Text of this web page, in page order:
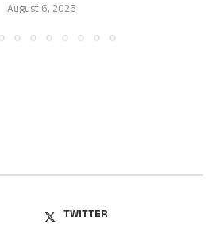
August 6, 2026
TWITTER